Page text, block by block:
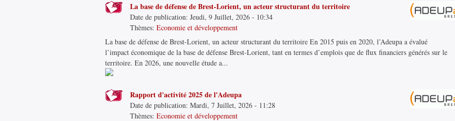
La base de défense de Brest-Lorient, un acteur structurant du territoire
Date de publication:Jeudi, 9 Juillet, 2026 - 10:34
Thèmes:Economie et développement
La base de défense de Brest-Lorient, un acteur structurant du territoire En 2015 puis en 2020, l’Adeupa a évalué
l’impact économique de la base de défense Brest-Lorient, tant en termes d’emplois que de flux financiers générés sur le
territoire. En 2026, une nouvelle étude a...
Rapport d'activité 2025 de l'Adeupa
Date de publication:Mardi, 7 Juillet, 2026 - 11:28
Thèmes:Economie et développement